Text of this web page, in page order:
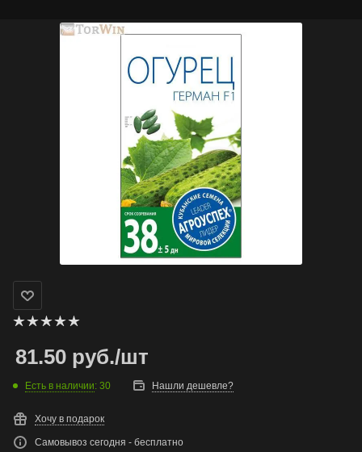
81.50 руб./шт
Есть в наличии: 30 Нашли дешевле?
Хочу в подарок
Самовывоз сегодня - бесплатно